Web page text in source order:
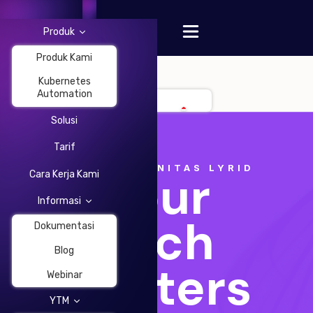
Produk
Produk Kami
Kubernetes
Automation
Solusi
Tarif
Cara Kerja Kami
Informasi
Dokumentasi
Blog
Webinar
YTM
ACARA KOMUNITAS LYRID
Your
Tech
Matters